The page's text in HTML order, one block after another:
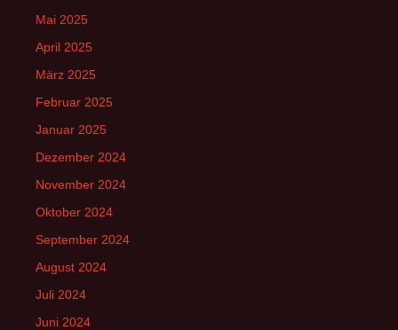
Mai 2025
April 2025
März 2025
Februar 2025
Januar 2025
Dezember 2024
November 2024
Oktober 2024
September 2024
August 2024
Juli 2024
Juni 2024